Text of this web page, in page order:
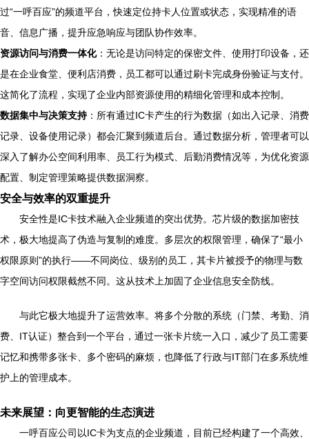
过“一呼百应”的频道平台，快速定位持卡人位置或状态，实现精准的语
音、信息广播，提升应急响应与团队协作效率。
资源访问与消费一体化：无论是访问特定的保密文件、使用打印设备，还
是在企业食堂、便利店消费，员工都可以通过刷卡完成身份验证与支付。
这简化了流程，实现了企业内部资源使用的精细化管理和成本控制。
数据集中与决策支持：所有通过IC卡产生的行为数据（如出入记录、消费
记录、设备使用记录）都会汇聚到频道后台。通过数据分析，管理者可以
深入了解办公空间利用率、员工行为模式、后勤消费情况等，为优化资源
配置、制定管理策略提供数据洞察。
安全与效率的双重提升
安全性是IC卡技术融入企业频道的突出优势。芯片级的数据加密技
术，极大地提高了伪造与复制的难度。多层次的权限管理，确保了“最小
权限原则”的执行——不同岗位、级别的员工，其卡片被授予的物理与数
字空间访问权限截然不同。这从技术上加固了企业信息安全防线。
与此它极大地提升了运营效率。将多个分散的系统（门禁、考勤、消
费、IT认证）整合到一个平台，通过一张卡片统一入口，减少了员工需要
记忆和携带多张卡、多个密码的麻烦，也降低了行政与IT部门在多系统维
护上的管理成本。
未来展望：向更智能的生态演进
一呼百应公司以IC卡为支点的企业频道，目前已经构建了一个高效、